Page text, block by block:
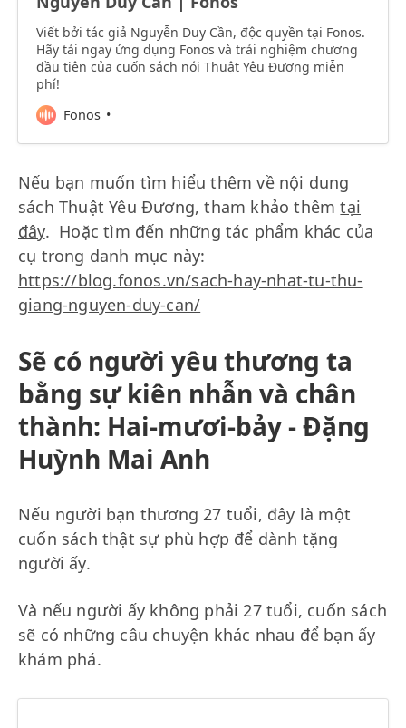
Viết bởi tác giả Nguyễn Duy Cần, độc quyền tại Fonos.
Hãy tải ngay ứng dụng Fonos và trải nghiệm chương
đầu tiên của cuốn sách nói Thuật Yêu Đương miễn
phí!
Fonos
Nếu bạn muốn tìm hiểu thêm về nội dung
sách Thuật Yêu Đương, tham khảo thêmtại
đây. Hoặc tìm đến những tác phẩm khác của
cụ trong danh mục này:
https://blog.fonos.vn/sach-hay-nhat-tu-thu-
giang-nguyen-duy-can/
Sẽ có người yêu thương ta
bằng sự kiên nhẫn và chân
thành: Hai-mươi-bảy - Đặng
Huỳnh Mai Anh
Nếu người bạn thương 27 tuổi, đây là một
cuốn sách thật sự phù hợp để dành tặng
người ấy.
Và nếu người ấy không phải 27 tuổi, cuốn sách
sẽ có những câu chuyện khác nhau để bạn ấy
khám phá.